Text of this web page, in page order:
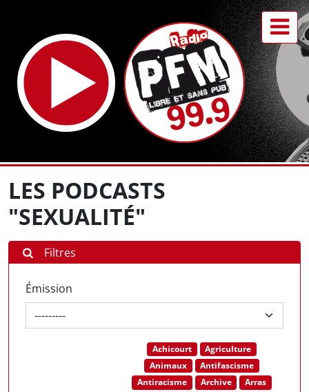
LES PODCASTS
"SEXUALITÉ"
Filtres
Émission
Achicourt
Agriculture
Animaux
Antifascisme
Antiracisme
Archive
Arras